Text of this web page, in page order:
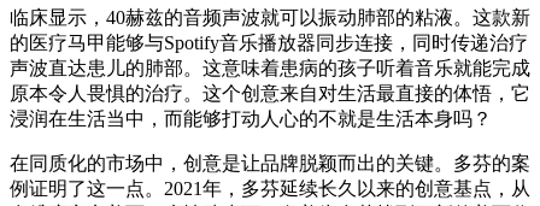
临床显示，40赫兹的音频声波就可以振动肺部的粘液。这款新
的医疗马甲能够与Spotify音乐播放器同步连接，同时传递治疗
声波直达患儿的肺部。这意味着患病的孩子听着音乐就能完成
原本令人畏惧的治疗。这个创意来自对生活最直接的体悟，它
浸润在生活当中，而能够打动人心的不就是生活本身吗？
在同质化的市场中，创意是让品牌脱颖而出的关键。多芬的案
例证明了这一点。2021年，多芬延续长久以来的创意基点，从